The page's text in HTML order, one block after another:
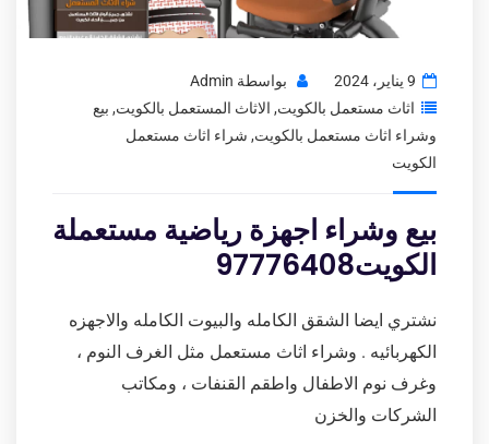
9 يناير، 2024 بواسطة Admin
اثاث مستعمل بالكويت, الاثاث المستعمل بالكويت, بيع
وشراء اثاث مستعمل بالكويت, شراء اثاث مستعمل
الكويت
بيع وشراء اجهزة رياضية مستعملة
الكويت97776408
نشتري ايضا الشقق الكامله والبيوت الكامله والاجهزه
الكهربائيه . وشراء اثاث مستعمل مثل الغرف النوم ،
وغرف نوم الاطفال واطقم القنفات ، ومكاتب
الشركات والخزن